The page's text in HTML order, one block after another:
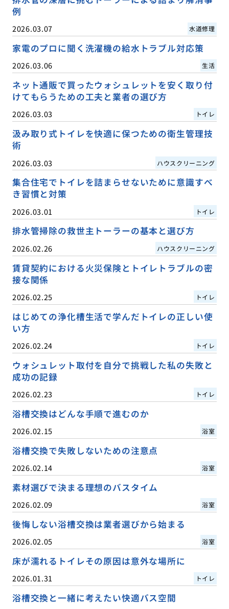
例
2026.03.07 水道修理
家電のプロに聞く洗濯機の給水トラブル対応策
2026.03.06 生活
ネット通販で買ったウォシュレットを安く取り付
けてもらうための工夫と業者の選び方
2026.03.03 トイレ
汲み取り式トイレを快適に保つための衛生管理技
術
2026.03.03 ハウスクリーニング
集合住宅でトイレを詰まらせないために意識すべ
き習慣と対策
2026.03.01 トイレ
排水管掃除の救世主トーラーの基本と選び方
2026.02.26 ハウスクリーニング
賃貸契約における火災保険とトイレトラブルの密
接な関係
2026.02.25 トイレ
はじめての浄化槽生活で学んだトイレの正しい使
い方
2026.02.24 トイレ
ウォシュレット取付を自分で挑戦した私の失敗と
成功の記録
2026.02.23 トイレ
浴槽交換はどんな手順で進むのか
2026.02.15 浴室
浴槽交換で失敗しないための注意点
2026.02.14 浴室
素材選びで決まる理想のバスタイム
2026.02.09 浴室
後悔しない浴槽交換は業者選びから始まる
2026.02.05 浴室
床が濡れるトイレその原因は意外な場所に
2026.01.31 トイレ
浴槽交換と一緒に考えたい快適バス空間